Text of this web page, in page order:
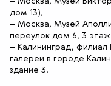
дом 13),
– Москва, Музей
переулок дом 6, 3
– Калининград, филиал
галереи в городе
здание 3.